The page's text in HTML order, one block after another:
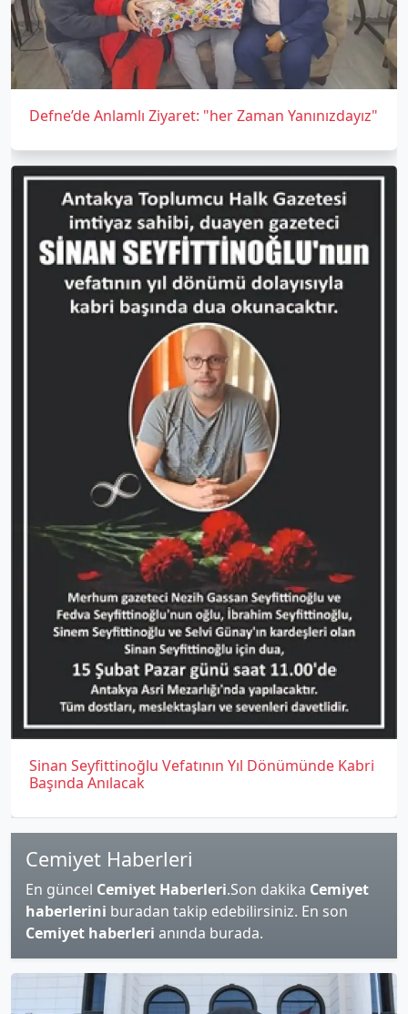
Defne’de Anlamlı Ziyaret: "her Zaman Yanınızdayız"
Sinan Seyfittinoğlu Vefatının Yıl Dönümünde Kabri
Başında Anılacak
Cemiyet Haberleri
En güncel Cemiyet Haberleri.Son dakika Cemiyet
haberlerini buradan takip edebilirsiniz. En son
Cemiyet haberleri anında burada.